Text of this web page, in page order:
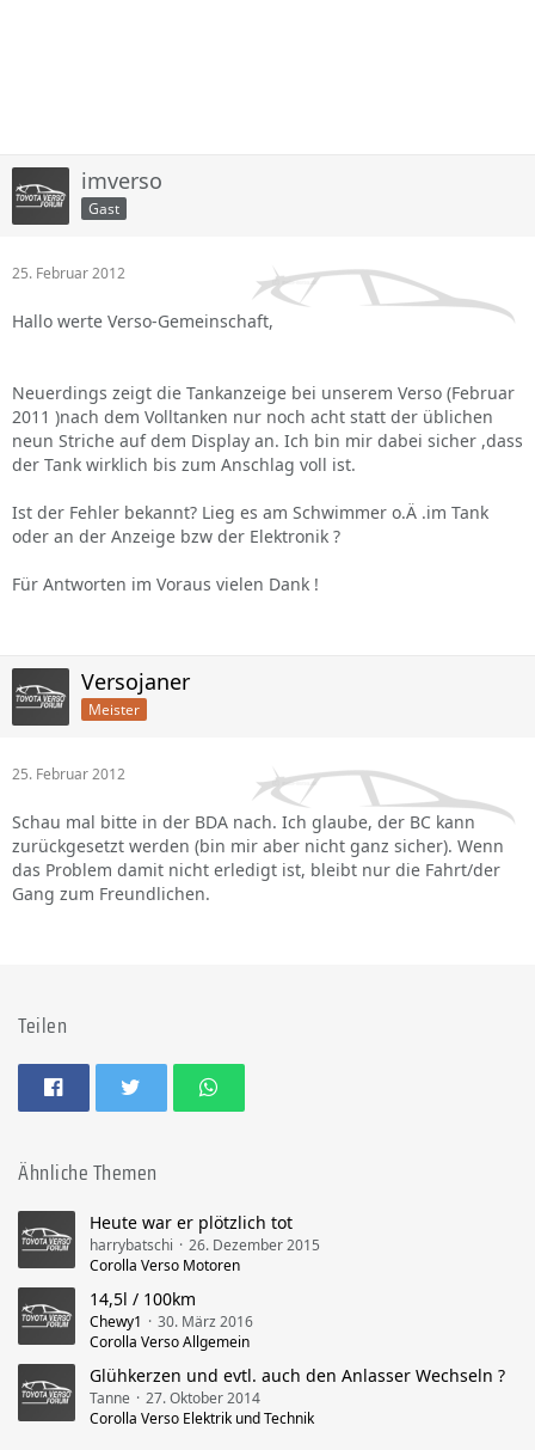
imverso
Gast
25. Februar 2012
Hallo werte Verso-Gemeinschaft,
Neuerdings zeigt die Tankanzeige bei unserem Verso (Februar
2011 )nach dem Volltanken nur noch acht statt der üblichen
neun Striche auf dem Display an. Ich bin mir dabei sicher ,dass
der Tank wirklich bis zum Anschlag voll ist.
Ist der Fehler bekannt? Lieg es am Schwimmer o.Ä .im Tank
oder an der Anzeige bzw der Elektronik ?
Für Antworten im Voraus vielen Dank !
Versojaner
Meister
25. Februar 2012
Schau mal bitte in der BDA nach. Ich glaube, der BC kann
zurückgesetzt werden (bin mir aber nicht ganz sicher). Wenn
das Problem damit nicht erledigt ist, bleibt nur die Fahrt/der
Gang zum Freundlichen.
Teilen
Ähnliche Themen
Heute war er plötzlich tot
harrybatschi
26. Dezember 2015
Corolla Verso Motoren
14,5l / 100km
Chewy1
30. März 2016
Corolla Verso Allgemein
Glühkerzen und evtl. auch den Anlasser Wechseln ?
Tanne
27. Oktober 2014
Corolla Verso Elektrik und Technik